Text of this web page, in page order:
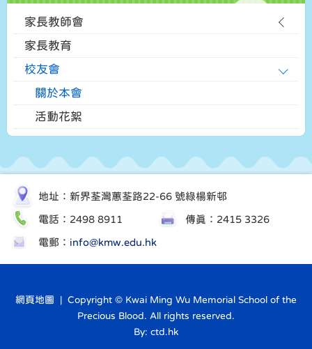
家長教師會
家長教育
校友會
關於本會
活動花絮
地址：新界荃灣蕙荃路22-66 號綠楊新邨
電話：2498 8911 傳真：2415 3326
電郵： info@kmw.edu.hk
網頁地圖 | Copyright © Kwai Ming Wu Memorial School of the
Precious Blood. All rights reserved.
By: ctd.hk